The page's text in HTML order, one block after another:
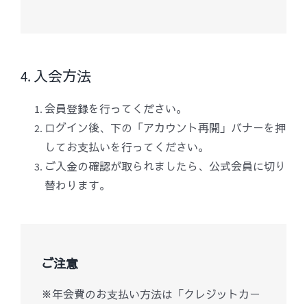
4. 入会方法
会員登録を行ってください。
ログイン後、下の「アカウント再開」バナーを押
してお支払いを行ってください。
ご入金の確認が取られましたら、公式会員に切り
替わります。
ご注意
※年会費のお支払い方法は「クレジットカー